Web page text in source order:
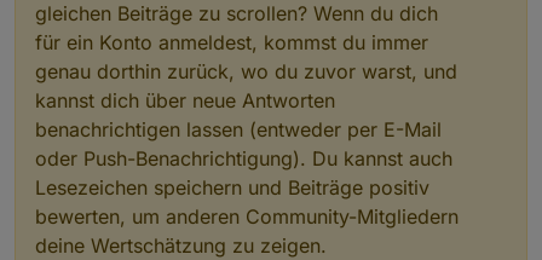
gleichen Beiträge zu scrollen? Wenn du dich
für ein Konto anmeldest, kommst du immer
genau dorthin zurück, wo du zuvor warst, und
kannst dich über neue Antworten
benachrichtigen lassen (entweder per E-Mail
oder Push-Benachrichtigung). Du kannst auch
Lesezeichen speichern und Beiträge positiv
bewerten, um anderen Community-Mitgliedern
deine Wertschätzung zu zeigen.